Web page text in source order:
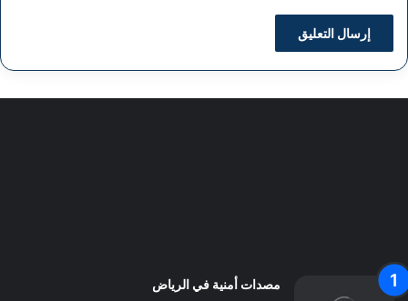
مصدات أمنية في الرياض